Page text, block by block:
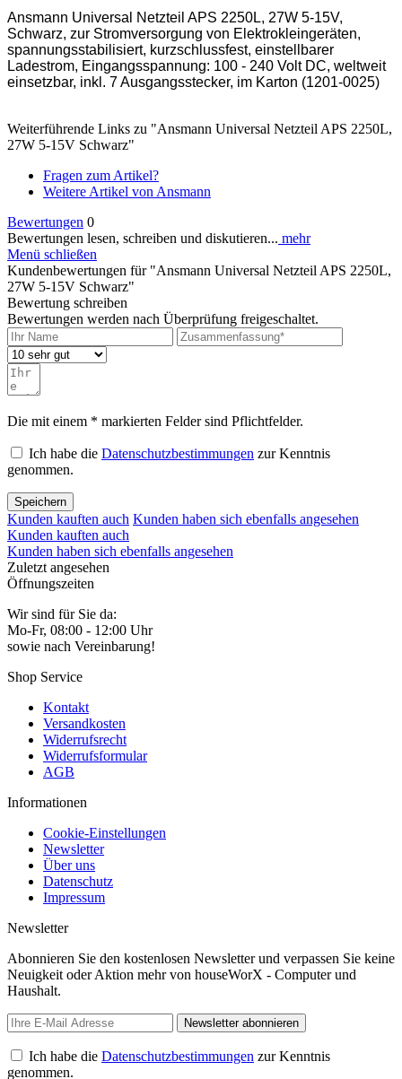
Ansmann Universal Netzteil APS 2250L, 27W 5-15V,
Schwarz, zur Stromversorgung von Elektrokleingeräten,
spannungsstabilisiert, kurzschlussfest, einstellbarer
Ladestrom, Eingangsspannung: 100 - 240 Volt DC, weltweit
einsetzbar, inkl. 7 Ausgangsstecker, im Karton (1201-0025)
Weiterführende Links zu "Ansmann Universal Netzteil APS 2250L,
27W 5-15V Schwarz"
Fragen zum Artikel?
Weitere Artikel von Ansmann
Bewertungen 0
Bewertungen lesen, schreiben und diskutieren... mehr
Menü schließen
Kundenbewertungen für "Ansmann Universal Netzteil APS 2250L,
27W 5-15V Schwarz"
Bewertung schreiben
Bewertungen werden nach Überprüfung freigeschaltet.
Die mit einem * markierten Felder sind Pflichtfelder.
Ich habe die Datenschutzbestimmungen zur Kenntnis
genommen.
Speichern
Kunden kauften auch Kunden haben sich ebenfalls angesehen
Kunden kauften auch
Kunden haben sich ebenfalls angesehen
Zuletzt angesehen
Öffnungszeiten
Wir sind für Sie da:
Mo-Fr, 08:00 - 12:00 Uhr
sowie nach Vereinbarung!
Shop Service
Kontakt
Versandkosten
Widerrufsrecht
Widerrufsformular
AGB
Informationen
Cookie-Einstellungen
Newsletter
Über uns
Datenschutz
Impressum
Newsletter
Abonnieren Sie den kostenlosen Newsletter und verpassen Sie keine
Neuigkeit oder Aktion mehr von houseWorX - Computer und
Haushalt.
Newsletter abonnieren
Ich habe die Datenschutzbestimmungen zur Kenntnis
genommen.